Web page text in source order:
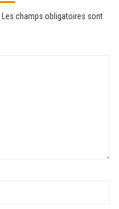
Les champs obligatoires sont